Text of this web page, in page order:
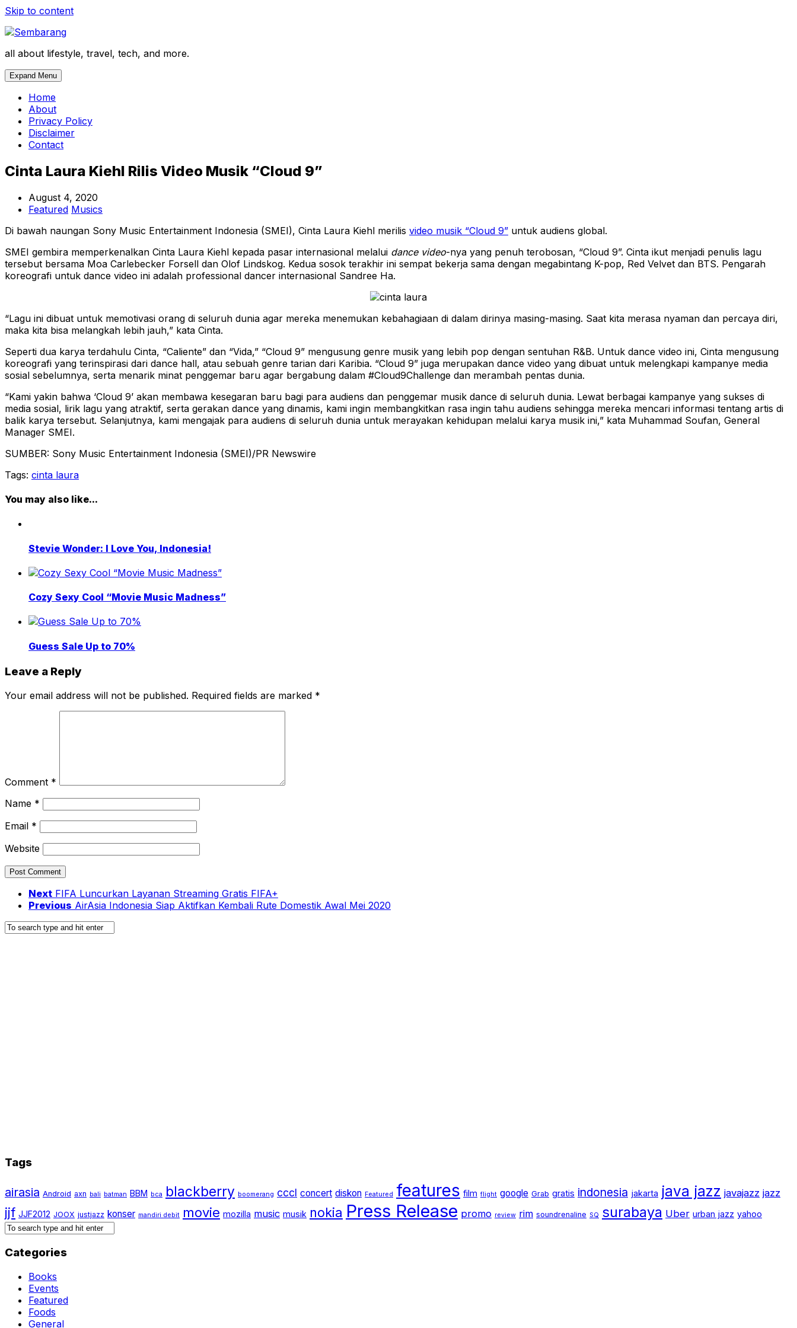
Skip to content
all about lifestyle, travel, tech, and more.
Expand Menu
Home
About
Privacy Policy
Disclaimer
Contact
Cinta Laura Kiehl Rilis Video Musik “Cloud 9”
August 4, 2020
Featured Musics
Di bawah naungan Sony Music Entertainment Indonesia (SMEI), Cinta Laura Kiehl merilis video musik “Cloud 9” untuk audiens global.
SMEI gembira memperkenalkan Cinta Laura Kiehl kepada pasar internasional melalui dance video-nya yang penuh terobosan, “Cloud 9”. Cinta ikut menjadi penulis lagu
tersebut bersama Moa Carlebecker Forsell dan Olof Lindskog. Kedua sosok terakhir ini sempat bekerja sama dengan megabintang K-pop, Red Velvet dan BTS. Pengarah
koreografi untuk dance video ini adalah professional dancer internasional Sandree Ha.
“Lagu ini dibuat untuk memotivasi orang di seluruh dunia agar mereka menemukan kebahagiaan di dalam dirinya masing-masing. Saat kita merasa nyaman dan percaya diri,
maka kita bisa melangkah lebih jauh,” kata Cinta.
Seperti dua karya terdahulu Cinta, “Caliente” dan “Vida,” “Cloud 9” mengusung genre musik yang lebih pop dengan sentuhan R&B. Untuk dance video ini, Cinta mengusung
koreografi yang terinspirasi dari dance hall, atau sebuah genre tarian dari Karibia. “Cloud 9” juga merupakan dance video yang dibuat untuk melengkapi kampanye media
sosial sebelumnya, serta menarik minat penggemar baru agar bergabung dalam #Cloud9Challenge dan merambah pentas dunia.
“Kami yakin bahwa ‘Cloud 9’ akan membawa kesegaran baru bagi para audiens dan penggemar musik dance di seluruh dunia. Lewat berbagai kampanye yang sukses di
media sosial, lirik lagu yang atraktif, serta gerakan dance yang dinamis, kami ingin membangkitkan rasa ingin tahu audiens sehingga mereka mencari informasi tentang artis di
balik karya tersebut. Selanjutnya, kami mengajak para audiens di seluruh dunia untuk merayakan kehidupan melalui karya musik ini,” kata Muhammad Soufan, General
Manager SMEI.
SUMBER: Sony Music Entertainment Indonesia (SMEI)/PR Newswire
Tags: cinta laura
You may also like...
Stevie Wonder: I Love You, Indonesia!
Cozy Sexy Cool “Movie Music Madness”
Guess Sale Up to 70%
Leave a Reply
Your email address will not be published. Required fields are marked *
Comment *
Name *
Email *
Website
Next FIFA Luncurkan Layanan Streaming Gratis FIFA+
Previous AirAsia Indonesia Siap Aktifkan Kembali Rute Domestik Awal Mei 2020
Tags
airasia Android axn bali batman BBM bca blackberry boomerang cccl concert diskon Featured features film flight google Grab gratis indonesia jakarta java jazz javajazz jazz
jjf JJF2012 JOOX justjazz konser mandiri debit movie mozilla music musik nokia Press Release promo review rim soundrenaline SQ surabaya Uber urban jazz yahoo
Categories
Books
Events
Featured
Foods
General